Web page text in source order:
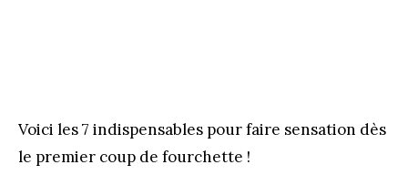
Voici les 7 indispensables pour faire sensation dès
le premier coup de fourchette !